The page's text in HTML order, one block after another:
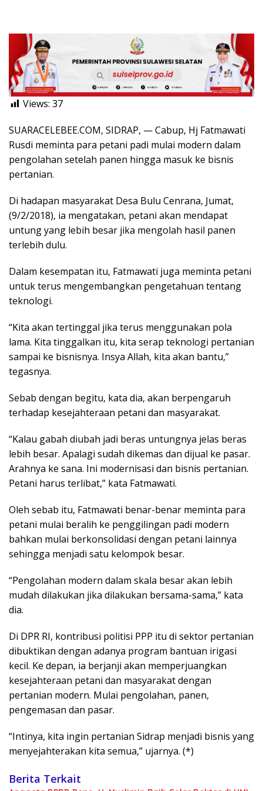
Views: 37
SUARACELEBEE.COM, SIDRAP, — Cabup, Hj Fatmawati
Rusdi meminta para petani padi mulai modern dalam
pengolahan setelah panen hingga masuk ke bisnis
pertanian.
Di hadapan masyarakat Desa Bulu Cenrana, Jumat,
(9/2/2018), ia mengatakan, petani akan mendapat
untung yang lebih besar jika mengolah hasil panen
terlebih dulu.
Dalam kesempatan itu, Fatmawati juga meminta petani
untuk terus mengembangkan pengetahuan tentang
teknologi.
“Kita akan tertinggal jika terus menggunakan pola
lama. Kita tinggalkan itu, kita serap teknologi pertanian
sampai ke bisnisnya. Insya Allah, kita akan bantu,”
tegasnya.
Sebab dengan begitu, kata dia, akan berpengaruh
terhadap kesejahteraan petani dan masyarakat.
“Kalau gabah diubah jadi beras untungnya jelas beras
lebih besar. Apalagi sudah dikemas dan dijual ke pasar.
Arahnya ke sana. Ini modernisasi dan bisnis pertanian.
Petani harus terlibat,” kata Fatmawati.
Oleh sebab itu, Fatmawati benar-benar meminta para
petani mulai beralih ke penggilingan padi modern
bahkan mulai berkonsolidasi dengan petani lainnya
sehingga menjadi satu kelompok besar.
“Pengolahan modern dalam skala besar akan lebih
mudah dilakukan jika dilakukan bersama-sama,” kata
dia.
Di DPR RI, kontribusi politisi PPP itu di sektor pertanian
dibuktikan dengan adanya program bantuan irigasi
kecil. Ke depan, ia berjanji akan memperjuangkan
kesejahteraan petani dan masyarakat dengan
pertanian modern. Mulai pengolahan, panen,
pengemasan dan pasar.
“Intinya, kita ingin pertanian Sidrap menjadi bisnis yang
menyejahterakan kita semua,” ujarnya. (*)
Berita Terkait